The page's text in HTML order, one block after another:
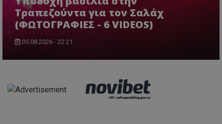
Τραπεζούντα για τον Σαλάχ
(ΦΩΤΟΓΡΑΦΙΕΣ - 6 VIDEOS)
05.08.2026 - 22:21